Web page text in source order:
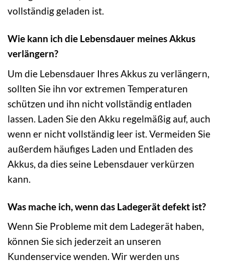
vollständig geladen ist.
Wie kann ich die Lebensdauer meines Akkus
verlängern?
Um die Lebensdauer Ihres Akkus zu verlängern,
sollten Sie ihn vor extremen Temperaturen
schützen und ihn nicht vollständig entladen
lassen. Laden Sie den Akku regelmäßig auf, auch
wenn er nicht vollständig leer ist. Vermeiden Sie
außerdem häufiges Laden und Entladen des
Akkus, da dies seine Lebensdauer verkürzen
kann.
Was mache ich, wenn das Ladegerät defekt ist?
Wenn Sie Probleme mit dem Ladegerät haben,
können Sie sich jederzeit an unseren
Kundenservice wenden. Wir werden uns